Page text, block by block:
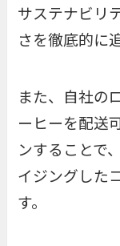
サステナビリ
さを徹底的に
また、自社の
ーヒーを配送
ンすることで
イジングした
す。